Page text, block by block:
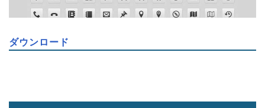
ダウンロード